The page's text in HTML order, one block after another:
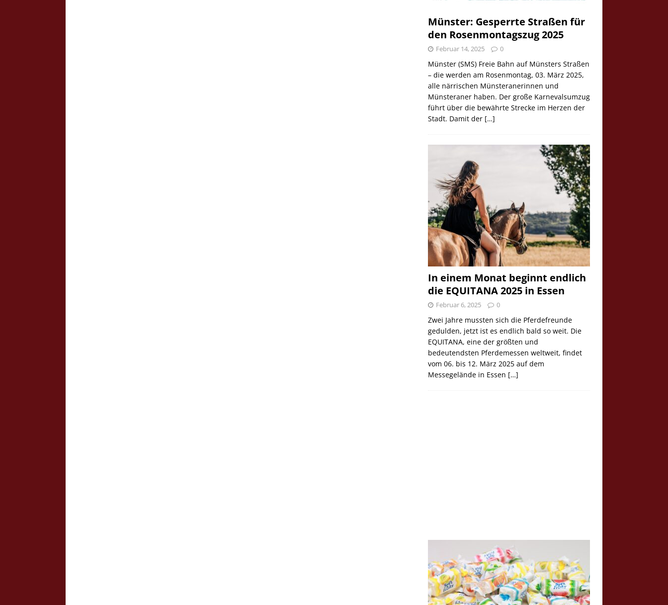
Münster: Gesperrte Straßen für
den Rosenmontagszug 2025
Februar 14, 2025 0
Münster (SMS) Freie Bahn auf Münsters Straßen
– die werden am Rosenmontag, 03. März 2025,
alle närrischen Münsteranerinnen und
Münsteraner haben. Der große Karnevalsumzug
führt über die bewährte Strecke im Herzen der
Stadt. Damit der […]
In einem Monat beginnt endlich
die EQUITANA 2025 in Essen
Februar 6, 2025 0
Zwei Jahre mussten sich die Pferdefreunde
gedulden, jetzt ist es endlich bald so weit. Die
EQUITANA, eine der größten und
bedeutendsten Pferdemessen weltweit, findet
vom 06. bis 12. März 2025 auf dem
Messegelände in Essen […]